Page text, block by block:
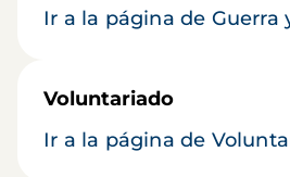
Ir a la página de Guerra
Voluntariado
Ir a la página de